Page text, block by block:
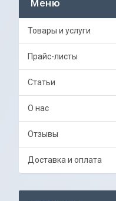
Товары и услуги
Прайс-листы
Статьи
О нас
Отзывы
Доставка и оплата